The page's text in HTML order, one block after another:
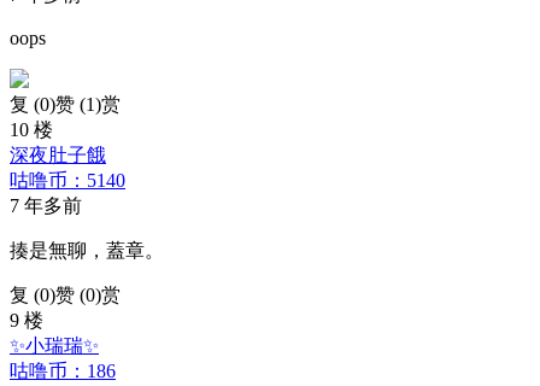
oops
复 (0)赞 (1)赏
10 楼
深夜肚子餓
咕噜币：5140
7 年多前
揍是無聊，蓋章。
复 (0)赞 (0)赏
9 楼
✨小瑞瑞✨
咕噜币：186